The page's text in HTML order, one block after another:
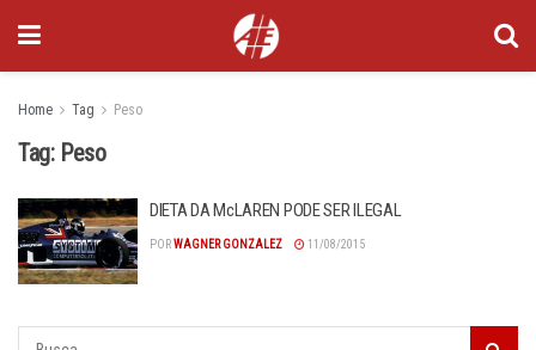
Home Tag Peso
Tag: Peso
DIETA DA McLAREN PODE SER ILEGAL
PORWAGNER GONZALEZ 11/08/2015